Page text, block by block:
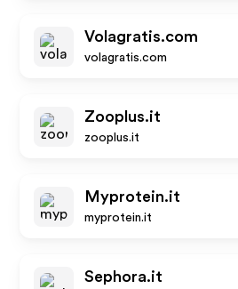
Volagratis.com
volagratis.com
Zooplus.it
zooplus.it
Myprotein.it
myprotein.it
Sephora.it